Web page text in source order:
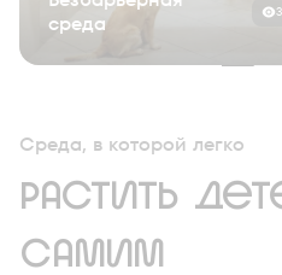
среда
Среда, в которой легко
растить
самим